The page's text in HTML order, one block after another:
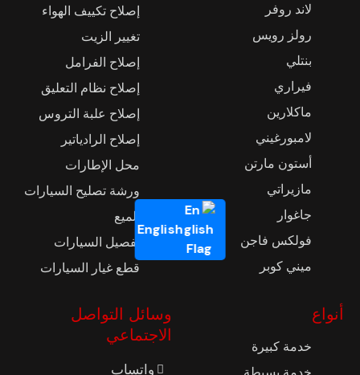
English
لاند روفر
رولز رويس
بنتلي
فيراري
ماكلارين
لامبورغيني
أستون مارتن
مازيراتي
جاغوار
فولكس فاجن
ميني كوبر
إصلاح تكييف الهواء
تغيير الزيت
إصلاح الفرامل
إصلاح نظام التعليق
إصلاح علبة التروس
إصلاح الرادياتير
محل الإطارات
ورشة تصليح السيارات
تلميع
تفصيل السيارات
قطع غيار السيارات
أنواع
خدمة كبيرة
وسائل التواصل
الاجتماعي
واتساب